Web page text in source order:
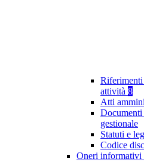
Riferimenti
attività 8
Atti
Documenti
gestionale
Statuti e
Codice
Oneri informativi